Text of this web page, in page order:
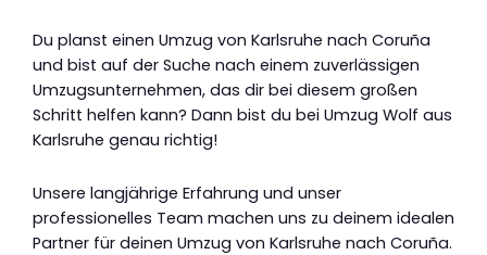
Du planst einen Umzug von Karlsruhe nach Coruña
und bist auf der Suche nach einem zuverlässigen
Umzugsunternehmen, das dir bei diesem großen
Schritt helfen kann? Dann bist du bei Umzug Wolf aus
Karlsruhe genau richtig!
Unsere langjährige Erfahrung und unser
professionelles Team machen uns zu deinem idealen
Partner für deinen Umzug von Karlsruhe nach Coruña.